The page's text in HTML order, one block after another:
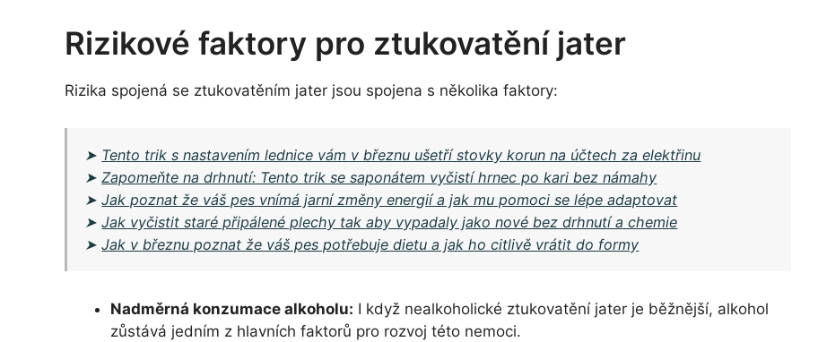
Rizikové faktory pro ztukovatění jater
Rizika spojená se ztukovatěním jater jsou spojena s několika faktory:
➤ Tento trik s nastavením lednice vám v březnu ušetří stovky korun na účtech za elektřinu
➤Zapomeňte na drhnutí: Tento trik se saponátem vyčistí hrnec po kari bez námahy
➤Jak poznat že váš pes vnímá jarní změny energií a jak mu pomoci se lépe adaptovat
➤Jak vyčistit staré připálené plechy tak aby vypadaly jako nové bez drhnutí a chemie
➤Jak v březnu poznat že váš pes potřebuje dietu a jak ho citlivě vrátit do formy
Nadměrná konzumace alkoholu: I když nealkoholické ztukovatění jater je běžnější, alkohol
zůstává jedním z hlavních faktorů pro rozvoj této nemoci.